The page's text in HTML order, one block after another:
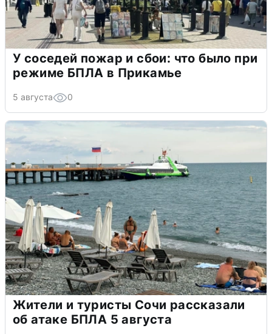
У соседей пожар и сбои: что было при
режиме БПЛА в Прикамье
5 августа 0
Жители и туристы Сочи рассказали
об атаке БПЛА 5 августа